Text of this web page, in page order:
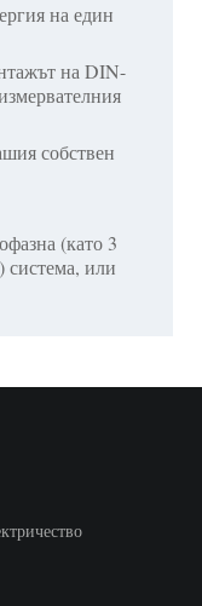
на един
на DIN-
собствен
(като 3
система, или